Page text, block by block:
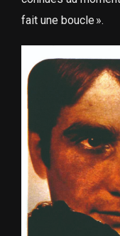
fait une boucle ».